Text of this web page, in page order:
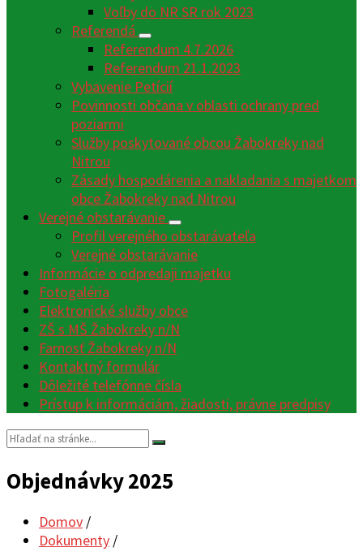
Voľby do NR SR rok 2023
Referendá
Referendum 4.7.2026
Referendum 21.1.2023
Vybavenie Petícií
Povinnosti občana v oblasti ochrany pred
poziarmi
Služby poskytované obcou Žabokreky nad
Nitrou
Zásady hospodárenia a nakladania s majetkom
obce Žabokreky nad Nitrou
Verejné obstarávanie
Profil verejného obstarávateľa
Verejné obstarávanie
Informácie o odpredaji majetku
Fotogaléria
Elektronické služby obce
ZŠ s MŠ Žabokreky n/N
Farnosť Žabokreky n/N
Kontaktný formulár
Dôležité telefónne čísla
Prístup k informáciám, žiadosti, právne predpisy
Vyhľadávanie:
Objednávky 2025
Domov /
Dokumenty /